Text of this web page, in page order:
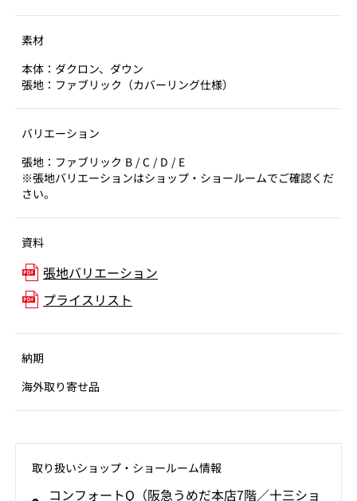
素材
本体：ダクロン、ダウン
張地：ファブリック（カバーリング仕様）
バリエーション
張地：ファブリック B / C / D / E
※張地バリエーションはショップ・ショールームでご確認くだ
さい。
資料
張地バリエーション
プライスリスト
納期
海外取り寄せ品
取り扱いショップ‧ショールーム情報
コンフォートQ（阪急うめだ本店7階／十三ショ